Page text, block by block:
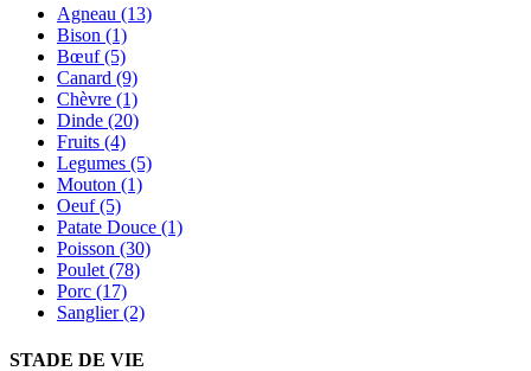
Agneau (13)
Bison (1)
Bœuf (5)
Canard (9)
Chèvre (1)
Dinde (20)
Fruits (4)
Legumes (5)
Mouton (1)
Oeuf (5)
Patate Douce (1)
Poisson (30)
Poulet (78)
Porc (17)
Sanglier (2)
STADE DE VIE